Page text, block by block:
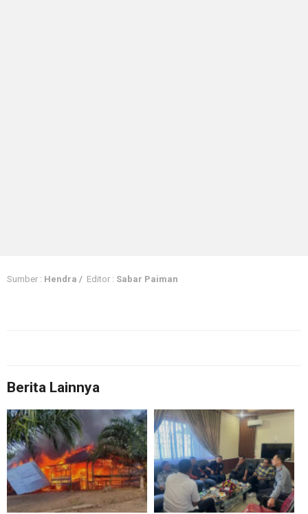
Sumber : Hendra / Editor : Sabar Paiman
Berita Lainnya